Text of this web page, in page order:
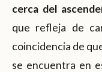
cerca del
que refleja de
coincidencia de
se encuentra en